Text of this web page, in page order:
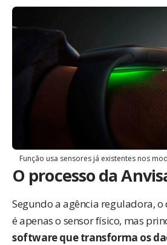
Função usa sensores já existentes nos
O processo da
Segundo a agência reguladora,
é apenas o sensor físico, mas
software que transforma os